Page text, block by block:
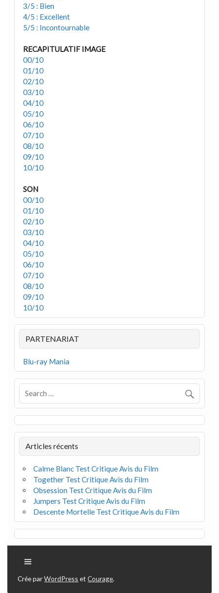
3/5 : Bien
4/5 : Excellent
5/5 : Incontournable
RECAPITULATIF IMAGE
00/10
01/10
02/10
03/10
04/10
05/10
06/10
07/10
08/10
09/10
10/10
SON
00/10
01/10
02/10
03/10
04/10
05/10
06/10
07/10
08/10
09/10
10/10
PARTENARIAT
Blu-ray Mania
Articles récents
Calme Blanc Test Critique Avis du Film
Together Test Critique Avis du Film
Obsession Test Critique Avis du Film
Jumpers Test Critique Avis du Film
Descente Mortelle Test Critique Avis du Film
Crée parWordPress etCourage.